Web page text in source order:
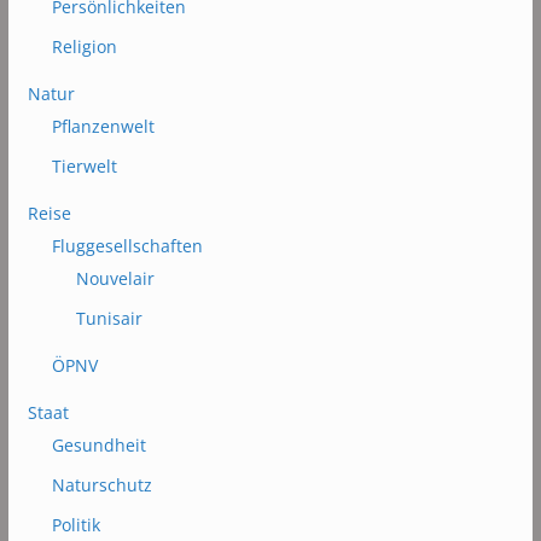
Persönlichkeiten
Religion
Natur
Pflanzenwelt
Tierwelt
Reise
Fluggesellschaften
Nouvelair
Tunisair
ÖPNV
Staat
Gesundheit
Naturschutz
Politik